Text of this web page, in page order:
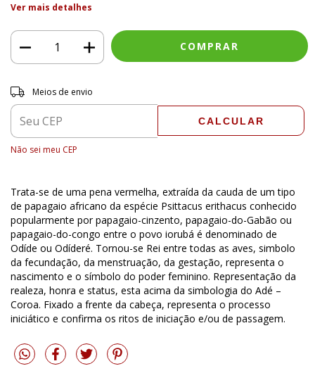
Ver mais detalhes
Entregas para o CEP:
Meios de envio
CALCULAR
Não sei meu CEP
Trata-se de uma pena vermelha, extraída da cauda de um tipo
de papagaio africano da espécie Psittacus erithacus conhecido
popularmente por papagaio-cinzento, papagaio-do-Gabão ou
papagaio-do-congo entre o povo iorubá é denominado de
Odíde ou Odíderé. Tornou-se Rei entre todas as aves, simbolo
da fecundação, da menstruação, da gestação, representa o
nascimento e o símbolo do poder feminino. Representação da
realeza, honra e status, esta acima da simbologia do Adé –
Coroa. Fixado a frente da cabeça, representa o processo
iniciático e confirma os ritos de iniciação e/ou de passagem.